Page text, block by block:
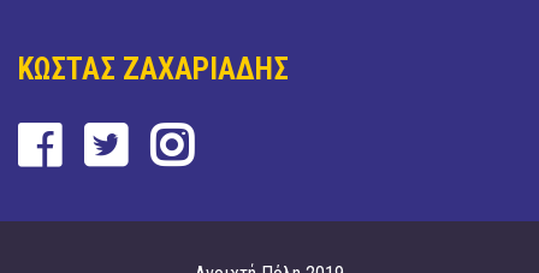
ΚΩΣΤΑΣ ΖΑΧΑΡΙΑΔΗΣ